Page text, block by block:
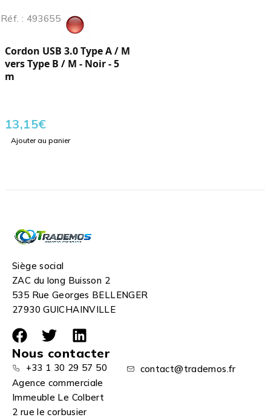
Réf. : 493655
Cordon USB 3.0 Type A / M
vers Type B / M - Noir - 5
m
13,15€
Ajouter au panier
Siège social
ZAC du long Buisson 2
535 Rue Georges BELLENGER
27930 GUICHAINVILLE
Nous contacter
+33 1 30 29 57 50
contact@trademos.fr
Agence commerciale
Immeuble Le Colbert
2 rue le corbusier